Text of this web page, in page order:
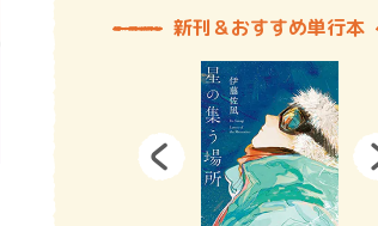
新刊＆おすすめ単行本